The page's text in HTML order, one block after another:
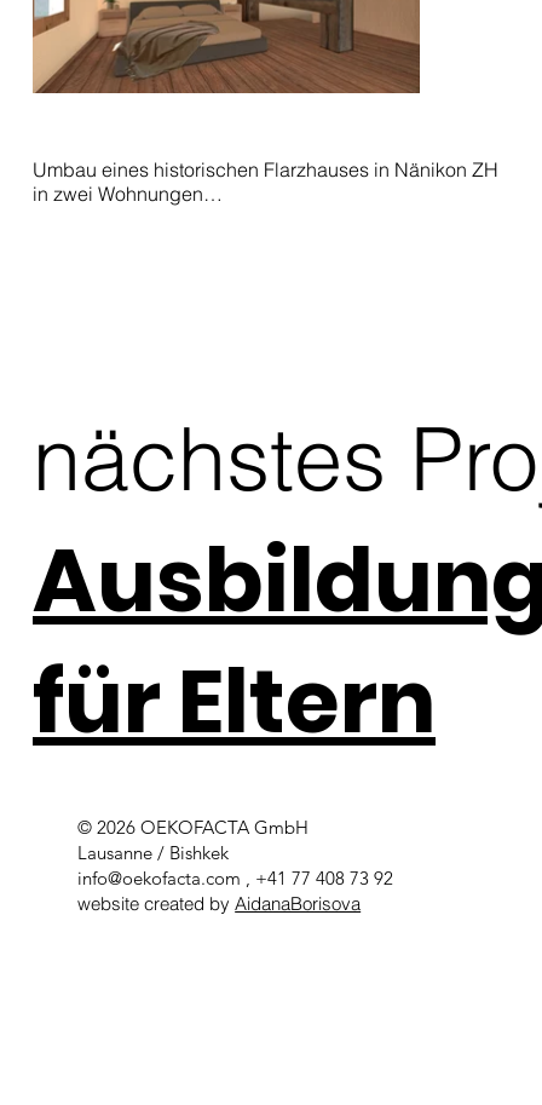
​Umbau eines historischen Flarzhauses in Nänikon ZH
in zwei Wohnungen
nächstes
für Eltern
© 2026 OEKOFACTA GmbH
Lausanne / Bishkek
info@oekofacta.com , +41 77 408 73 92
website created byAidanaBorisova